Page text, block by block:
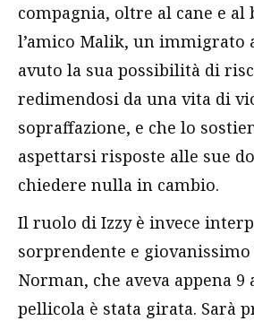
compagnia, oltre al cane e al
l’amico Malik, un immigrato
avuto la sua possibilità di
redimendosi da una vita di
sopraffazione, e che lo
aspettarsi risposte alle sue
chiedere nulla in cambio.
Il ruolo di Izzy è invece
sorprendente e giovanissimo
Norman, che aveva appena
pellicola è stata girata. Sarà